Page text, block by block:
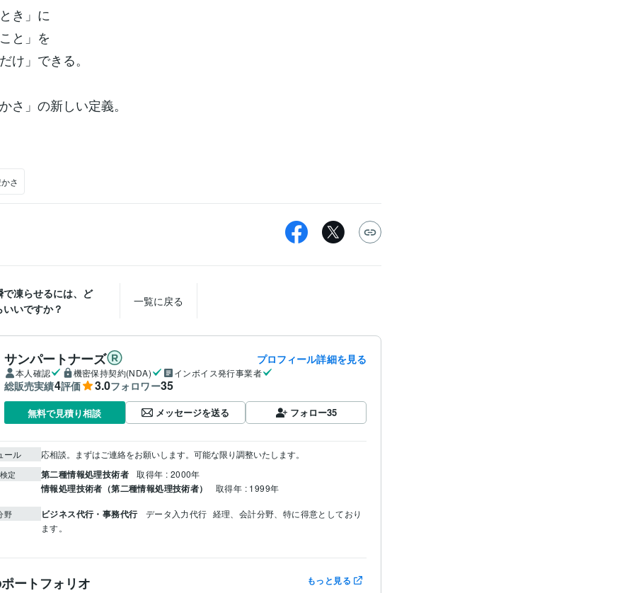
き」に
と」を
け」できる。
さ」の新しい定義。
さ
で凍らせるには、ど
いですか？
一覧に戻る
サンパートナーズ プロフィール詳細を見る
本人確認 機密保持契約(NDA) インボイス発行事業者
総販売実績4評価 3.0フォロワー35
無料で見積り相談 メッセージを送る フォロー35
ール 応相談。まずはご連絡をお願いします。可能な限り調整いたします。
定 第二種情報処理技術者 取得年 : 2000年
情報処理技術者（第二種情報処理技術者） 取得年 : 1999年
野 ビジネス代行・事務代行 データ入力代行 経理、会計分野、特に得意としており
ます。
ートフォリオ もっと見る